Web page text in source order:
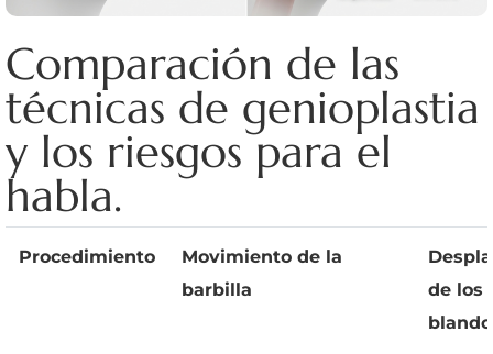
Comparación de las
técnicas de genioplastia
y los riesgos para el
habla.
Procedimiento
Movimiento de la
barbilla
de los